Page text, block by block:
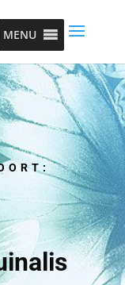
MENU
–